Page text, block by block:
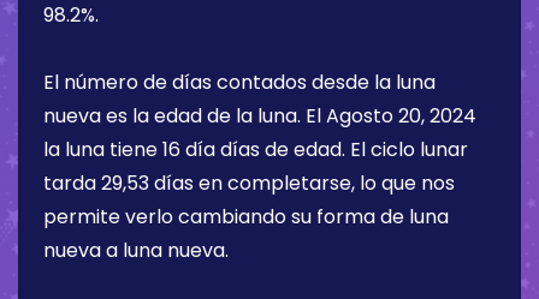
98.2%.
El número de días contados desde la luna
nueva es la edad de la luna. ElAgosto 20, 2024
la luna tiene16 díadías de edad. El ciclo lunar
tarda 29,53 días en completarse, lo que nos
permite verlo cambiando su forma de luna
nueva a luna nueva.